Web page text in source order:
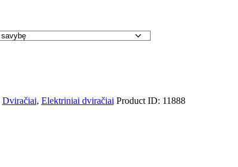
Dviračiai, Elektriniai dviračiai Product ID: 11888